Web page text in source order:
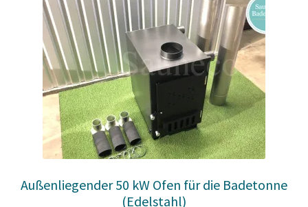
Außenliegender 50 kW Ofen für die Badetonne
(Edelstahl)